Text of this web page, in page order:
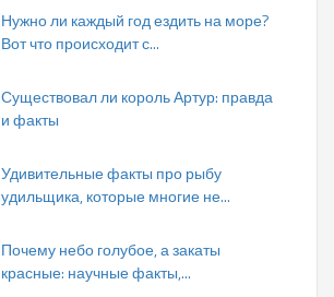
Нужно ли каждый год ездить на море?
Вот что происходит с...
Существовал ли король Артур: правда
и факты
Удивительные факты про рыбу
удильщика, которые многие не...
Почему небо голубое, а закаты
красные: научные факты,...